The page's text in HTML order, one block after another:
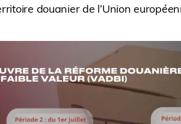
douanier de l’Union